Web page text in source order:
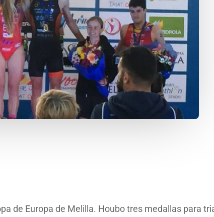
de Europa de Melilla. Houbo tres medallas para